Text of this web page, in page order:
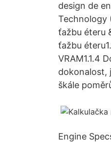
design de
Technology
ťažbu éteru
ťažbu
VRAM1.1.4
dokonalost,
škále
Engine